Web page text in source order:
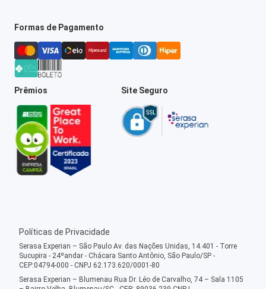
Formas de Pagamento
Prêmios Site Seguro
Políticas de Privacidade
Serasa Experian – São Paulo Av. das Nações Unidas, 14.401 - Torre
Sucupira - 24ºandar - Chácara Santo Antônio, São Paulo/SP -
CEP:04794-000 - CNPJ 62.173.620/0001-80
Serasa Experian – Blumenau Rua Dr. Léo de Carvalho, 74 – Sala 1105